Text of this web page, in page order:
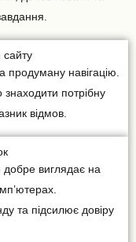
сайту
продуману навігацію.
потрібну
відмов.
виглядає на
та підсилює довіру